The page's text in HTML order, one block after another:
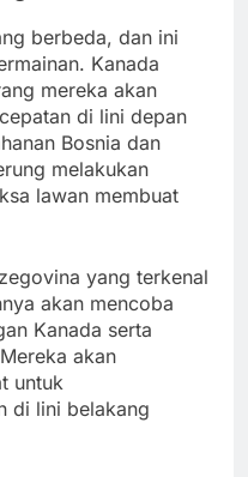
berbeda, dan ini
Kanada
mereka akan
di lini depan
Bosnia dan
melakukan
lawan membuat
yang terkenal
akan mencoba
Kanada serta
akan
untuk
di lini belakang